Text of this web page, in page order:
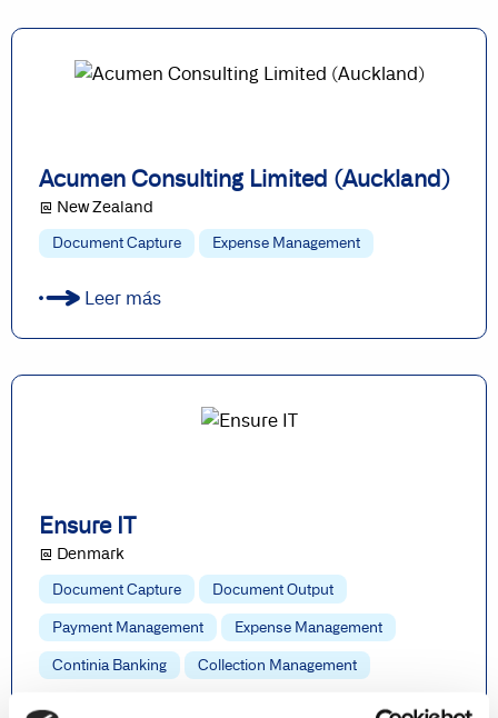
Acumen Consulting Limited (Auckland)
@ New Zealand
Document Capture Expense Management
Leer más
Ensure IT
@ Denmark
Document Capture Document Output
Payment Management Expense Management
Continia Banking Collection Management